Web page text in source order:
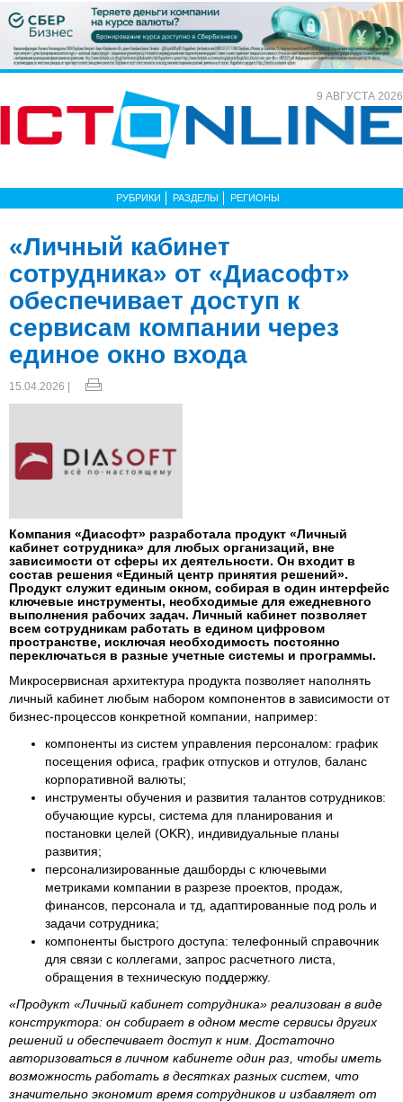
9 АВГУСТА 2026
РУБРИКИ РАЗДЕЛЫ РЕГИОНЫ
«Личный кабинет
сотрудника» от «Диасофт»
обеспечивает доступ к
сервисам компании через
единое окно входа
15.04.2026 |
Компания «Диасофт» разработала продукт «Личный
кабинет сотрудника» для любых организаций, вне
зависимости от сферы их деятельности. Он входит в
состав решения «Единый центр принятия решений».
Продукт служит единым окном, собирая в один интерфейс
ключевые инструменты, необходимые для ежедневного
выполнения рабочих задач. Личный кабинет позволяет
всем сотрудникам работать в едином цифровом
пространстве, исключая необходимость постоянно
переключаться в разные учетные системы и программы.
Микросервисная архитектура продукта позволяет наполнять
личный кабинет любым набором компонентов в зависимости от
бизнес-процессов конкретной компании, например:
компоненты из систем управления персоналом: график
посещения офиса, график отпусков и отгулов, баланс
корпоративной валюты;
инструменты обучения и развития талантов сотрудников:
обучающие курсы, система для планирования и
постановки целей (OKR), индивидуальные планы
развития;
персонализированные дашборды с ключевыми
метриками компании в разрезе проектов, продаж,
финансов, персонала и тд, адаптированные под роль и
задачи сотрудника;
компоненты быстрого доступа: телефонный справочник
для связи с коллегами, запрос расчетного листа,
обращения в техническую поддержку.
«Продукт «Личный кабинет сотрудника» реализован в виде
конструктора: он собирает в одном месте сервисы других
решений и обеспечивает доступ к ним. Достаточно
авторизоваться в личном кабинете один раз, чтобы иметь
возможность работать в десятках разных систем, что
значительно экономит время сотрудников и избавляет от